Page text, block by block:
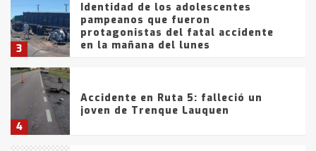
3
Identidad de los adolescentes
pampeanos que fueron
protagonistas del fatal accidente
en la mañana del lunes
4
Accidente en Ruta 5: falleció un
joven de Trenque Lauquen